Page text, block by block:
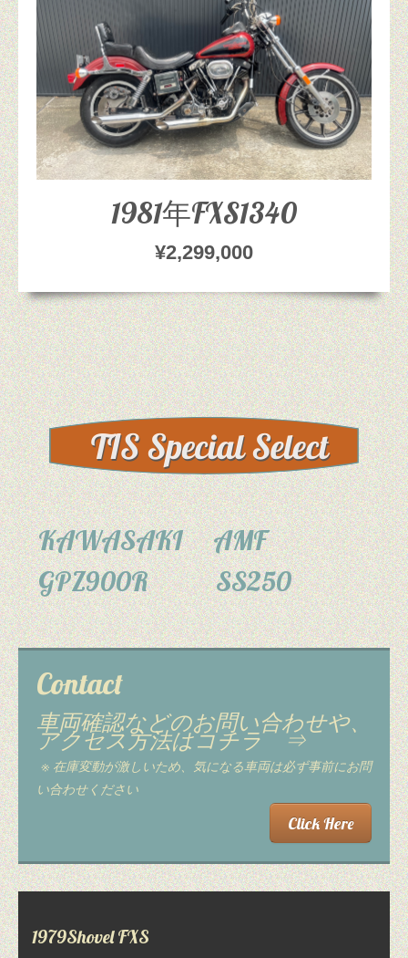
1981年FXS1340
¥2,299,000
KAWASAKI
GPZ900R
AMF
SS250
Contact
車両確認などのお問い合わせや、
アクセス方法はコチラ ⇒
※ 在庫変動が激しいため、気になる車両は必ず事前にお問
い合わせください
Click Here
1979Shovel FXS